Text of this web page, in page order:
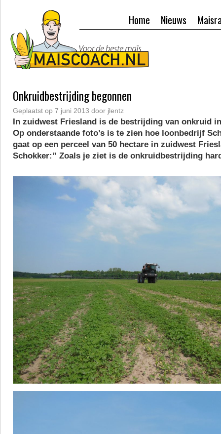
Nieuws
Home
Onkruidbestrijding begonnen
Geplaatst op 7 juni 2013 door jlentz
In zuidwest Friesland is de bestrijding van onkruid
Op onderstaande foto’s is te zien hoe loonbedrijf
gaat op een perceel van 50 hectare in zuidwest
Schokker:” Zoals je ziet is de onkruidbestrijding